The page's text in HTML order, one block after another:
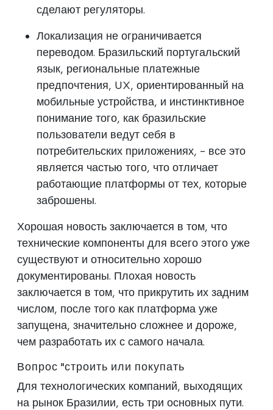
сделают регуляторы.
Локализация не ограничивается
переводом. Бразильский португальский
язык, региональные платежные
предпочтения, UX, ориентированный на
мобильные устройства, и инстинктивное
понимание того, как бразильские
пользователи ведут себя в
потребительских приложениях, - все это
является частью того, что отличает
работающие платформы от тех, которые
заброшены.
Хорошая новость заключается в том, что
технические компоненты для всего этого уже
существуют и относительно хорошо
документированы. Плохая новость
заключается в том, что прикрутить их задним
числом, после того как платформа уже
запущена, значительно сложнее и дороже,
чем разработать их с самого начала.
Вопрос "строить или покупать
Для технологических компаний, выходящих
на рынок Бразилии, есть три основных пути.